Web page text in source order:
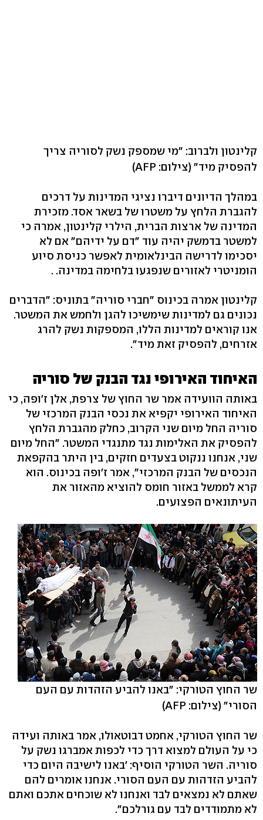
קלינטון ולברוב: "מי שמספק נשק לסוריה צריך
להפסיק מיד" (צילום: AFP)
במהלך הדיונים דיברו נציגי המדינות על דרכים
להגברת הלחץ על משטרו של בשאר אסד. מזכירת
המדינה של ארצות הברית, הילרי קלינטון, אמרה כי
למשטר בדמשק יהיה עוד "דם על ידיהם" אם לא
יסכימו לדרישה הבינלאומית לאפשר כניסת סיוע
הומניטרי לאזורים שנפגעו בלחימה במדינה. .
קלינטון אמרה בכינוס "חברי סוריה" בתוניס: "הדברים
נכונים גם למדינות שימשיכו להגן ולחמש את המשטר.
אנו קוראים למדינות הללו, המספקות נשק להרג
אזרחים, להפסיק זאת מיד".
האיחוד האירופי נגד הבנק של סוריה
באותה הוועידה אמר שר החוץ של צרפת, אלן ז'ופה, כי
האיחוד האירופי יקפיא את נכסי הבנק המרכזי של
סוריה החל מיום שני הקרוב, כחלק מהגברת הלחץ
להפסיק את האלימות נגד מתנגדי המשטר. "החל מיום
שני, אנחנו ננקוט בצעדים חזקים, בין היתר בהקפאת
הנכסים של הבנק המרכזי", אמר ז'ופה בכינוס. הוא
קרא לממשל באזור חומס להוציא מהאזור את
העיתונאים הפצועים.
שר החוץ הטורקי: "באנו להביע הזהדות עם העם
הסורי" (צילום: AFP)
שר החוץ הטורקי, אחמט דבוטאולו, אמר באותה ועידה
כי על העולם למצוא דרך כדי לכפות אמברגו נשק על
סוריה. השר הטורקי הוסיף: 'באנו לישיבה היום כדי
להביע הזדהות עם העם הסורי. אנחנו אומרים להם
שאתם לא נמצאים לבד ואנחנו לא שוכחים אתכם ואתם
לא מתמודדים לבד עם גורלכם".